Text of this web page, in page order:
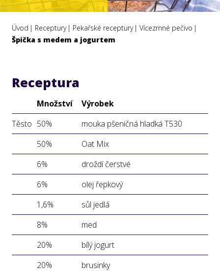
Úvod Receptury Pekařské receptury
Vícezrnné pečivo
Špička s medem a jogurtem
Receptura
Množství
Výrobek
Těsto 50%
mouka pšeničná hladká T530
50%
Oat Mix
6%
droždí čerstvé
6%
olej řepkový
1,6%
sůl jedlá
8%
med
20%
bílý jogurt
20%
brusinky